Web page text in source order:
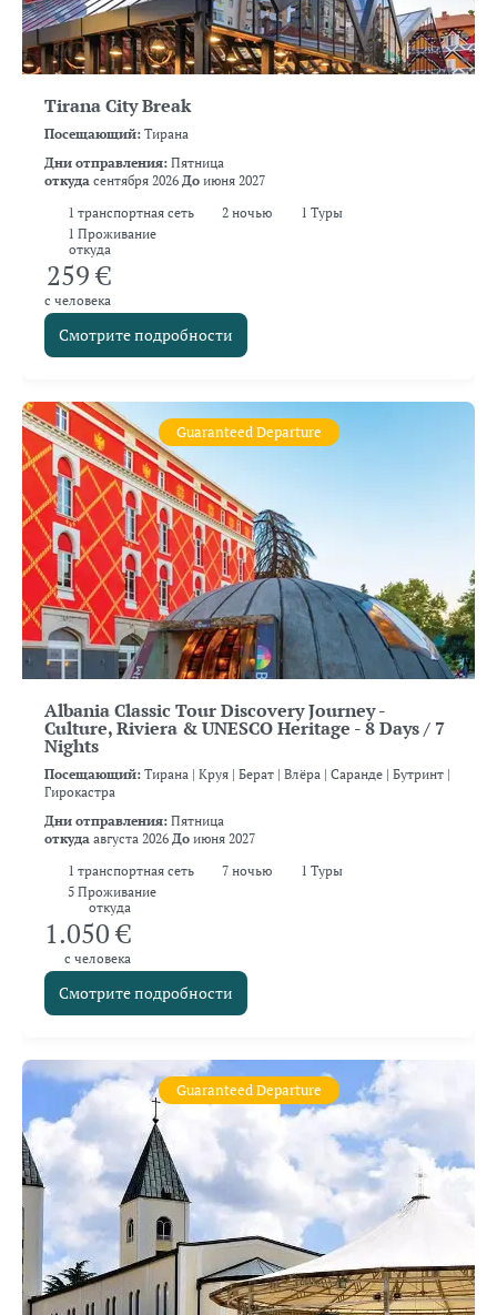
Tirana City Break
Посещающий: Тирана
Дни отправления: Пятница
откуда сентября 2026 До июня 2027
1 транспортная сеть 2 ночью
1 Туры
1 Проживание
откуда
259 €
с человека
Смотрите подробности
Guaranteed Departure
Albania Classic Tour Discovery Journey -
Culture, Riviera & UNESCO Heritage - 8 Days / 7
Nights
Посещающий: Тирана | Круя | Берат | Влёра | Саранде | Бутринт |
Гирокастра
Дни отправления: Пятница
откуда августа 2026 До июня 2027
1 транспортная сеть 7 ночью
1 Туры
5 Проживание
откуда
1.050 €
с человека
Смотрите подробности
Guaranteed Departure